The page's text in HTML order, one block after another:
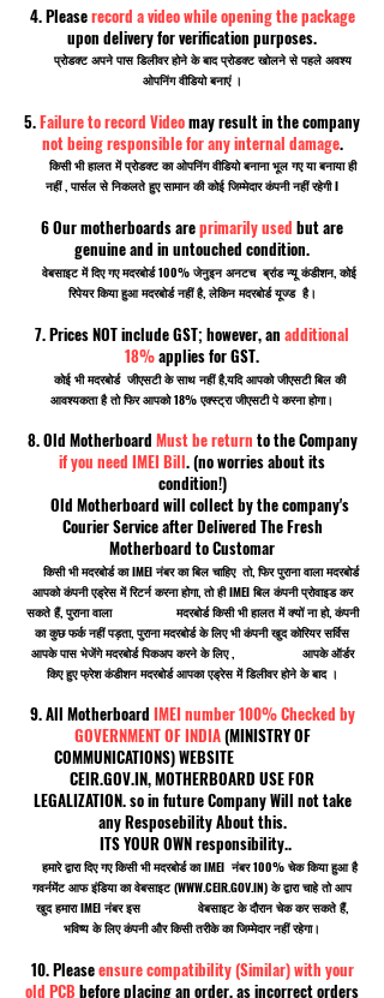
4. Pleaserecord a video while opening the package
upon delivery for verification purposes.
प्रोडक्ट अपने पास डिलीवर होने के बाद प्रोडक्ट खोलने से पहले अवश्य
ओपनिंग वीडियो बनाएं ।
5.Failure to record Videomay result in the company
not being responsible for any internal damage.
किसी भी हालत में प्रोडक्ट का ओपनिंग वीडियो बनाना भूल गए या बनाया ही
नहीं , पार्सल से निकलते हुए सामान की कोई जिम्मेदार कंपनी नहीं रहेगी I
6 Our motherboards areprimarily used but are
genuine and in untouched condition.
वेबसाइट में दिए गए मदरबोर्ड 100% जेनुइन अनटच ब्रांड न्यू कंडीशन, कोई
रिपेयर किया हुआ मदरबोर्ड नहीं है, लेकिन मदरबोर्ड यूज्ड है।
7. Prices NOT include GST; however, an additional
18%applies for GST.
कोई भी मदरबोर्ड जीएसटी के साथ नहीं है,यदि आपको जीएसटी बिल की
आवश्यकता है तो फिर आपको 18% एक्स्ट्रा जीएसटी पे करना होगा।
8. Old Motherboard Must be return to the Company
if you need IMEI Bill. (no worries about its
condition!)
Old Motherboard will collect by the company's
Courier Service after Delivered The Fresh
Motherboard to Customar
किसी भी मदरबोर्ड का IMEI नंबर का बिल चाहिए तो, फिर पुराना वाला मदरबोर्ड
आपको कंपनी एड्रेस में रिटर्न करना होगा, तो ही IMEI बिल कंपनी प्रोवाइड कर
सकते हैं, पुराना वाला मदरबोर्ड किसी भी हालत में क्यों ना हो, कंपनी
का कुछ फर्क नहीं पड़ता, पुराना मदरबोर्ड के लिए भी कंपनी खुद कोरियर सर्विस
आपके पास भेजेंगे मदरबोर्ड पिकअप करने के लिए , आपके ऑर्डर
किए हुए फ्रेश कंडीशन मदरबोर्ड आपका एड्रेस में डिलीवर होने के बाद ।
9. All Motherboard IMEI number 100% Checked by
GOVERNMENT OF INDIA(MINISTRY OF
COMMUNICATIONS) WEBSITE
CEIR.GOV.IN, MOTHERBOARD USE FOR
LEGALIZATION. so in future Company Will not take
any Resposebility About this.
ITS YOUR OWN responsibility..
हमारे द्वारा दिए गए किसी भी मदरबोर्ड का IMEI नंबर 100% चेक किया हुआ है
गवर्नमेंट आफ इंडिया का वेबसाइट (WWW.CEIR.GOV.IN) के द्वारा चाहे तो आप
खुद हमारा IMEI नंबर इस वेबसाइट के दौरान चेक कर सकते हैं,
भविष्य के लिए कंपनी और किसी तरीके का जिम्मेदार नहीं रहेगा।
10. Pleaseensure compatibility (Similar) with your
old PCBbefore placing an order, as incorrect orders